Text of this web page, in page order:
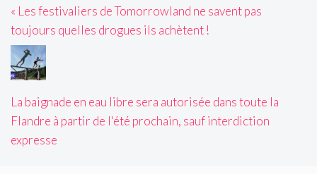
« Les festivaliers de Tomorrowland ne savent pas
toujours quelles drogues ils achètent !
La baignade en eau libre sera autorisée dans toute la
Flandre à partir de l'été prochain, sauf interdiction
expresse